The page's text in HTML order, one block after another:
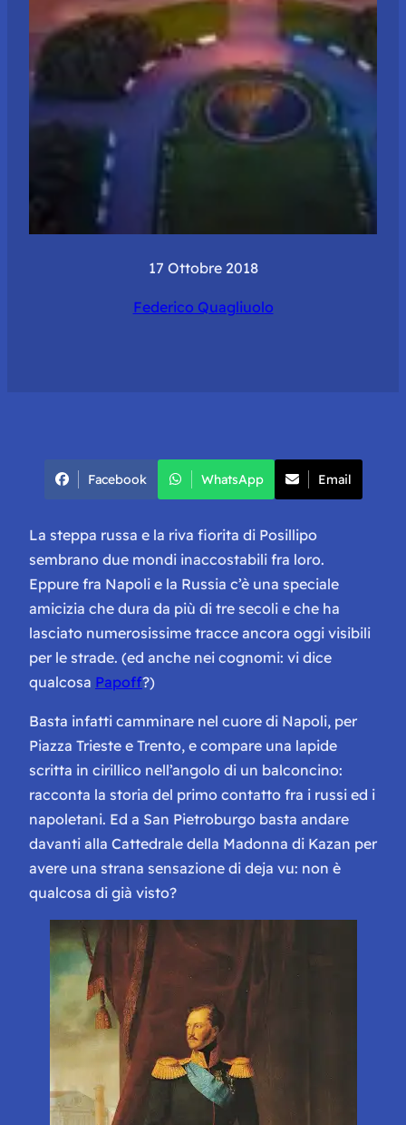
17 Ottobre 2018
Federico Quagliuolo
Facebook WhatsApp Email
La steppa russa e la riva fiorita di Posillipo
sembrano due mondi inaccostabili fra loro.
Eppure fra Napoli e la Russia c’è una speciale
amicizia che dura da più di tre secoli e che ha
lasciato numerosissime tracce ancora oggi visibili
per le strade. (ed anche nei cognomi: vi dice
qualcosa Papoff?)
Basta infatti camminare nel cuore di Napoli, per
Piazza Trieste e Trento, e compare una lapide
scritta in cirillico nell’angolo di un balconcino:
racconta la storia del primo contatto fra i russi ed i
napoletani. Ed a San Pietroburgo basta andare
davanti alla Cattedrale della Madonna di Kazan per
avere una strana sensazione di deja vu: non è
qualcosa di già visto?